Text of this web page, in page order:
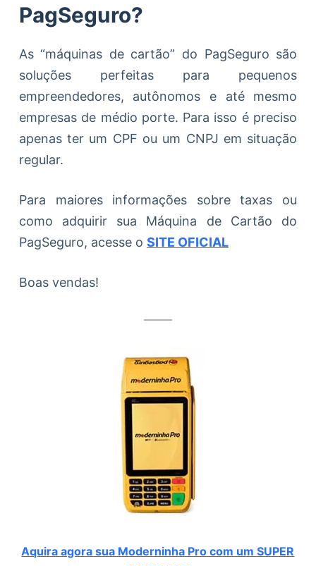
PagSeguro?
As “máquinas de cartão” do PagSeguro são
soluções perfeitas para pequenos
empreendedores, autônomos e até mesmo
empresas de médio porte. Para isso é preciso
apenas ter um CPF ou um CNPJ em situação
regular.
Para maiores informações sobre taxas ou
como adquirir sua Máquina de Cartão do
PagSeguro, acesse o SITE OFICIAL
Boas vendas!
Aquira agora sua Moderninha Pro com um SUPER